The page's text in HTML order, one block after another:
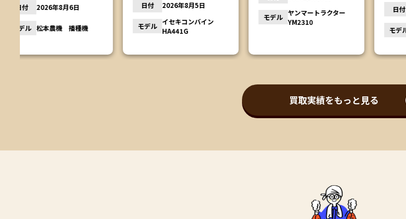
日付 2026年8月5日
モデル
HA441G
モデル
YM2310
日付 2026年8月4日
買取実績をもっと見る